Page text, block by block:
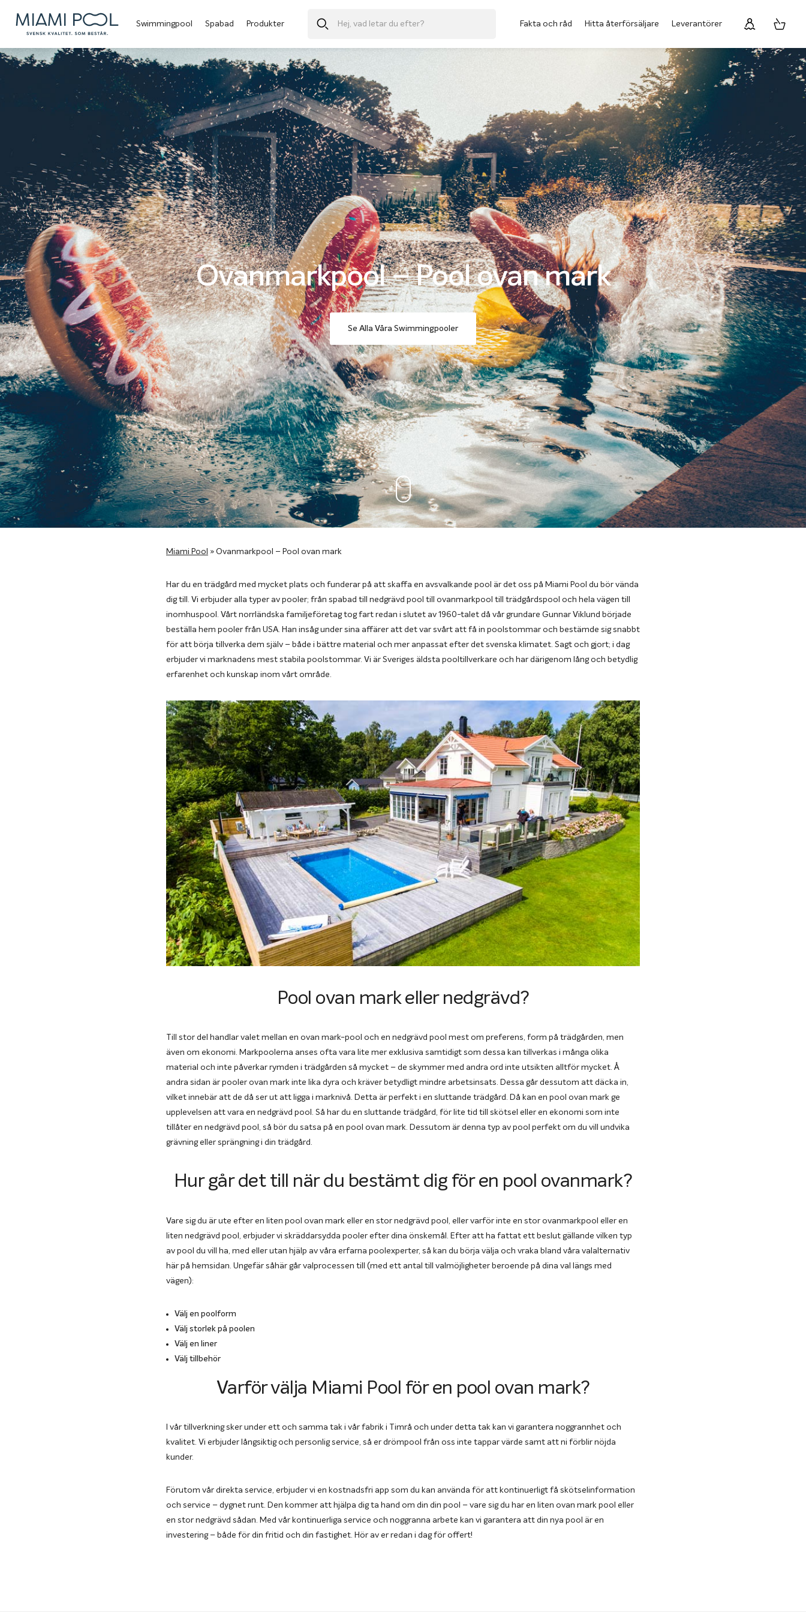
Swimmingpool Spabad Produkter Fakta och råd Hitta återförsäljare Leverantörer
Ovanmarkpool – Pool ovan mark
Se Alla Våra Swimmingpooler
Miami Pool » Ovanmarkpool – Pool ovan mark
Har du en trädgård med mycket plats och funderar på att skaffa en avsvalkande pool är det oss på Miami Pool du bör vända
dig till. Vi erbjuder alla typer av pooler; från spabad till nedgrävd pool till ovanmarkpool till trädgårdspool och hela vägen till
inomhuspool. Vårt norrländska familjeföretag tog fart redan i slutet av 1960-talet då vår grundare Gunnar Viklund började
beställa hem pooler från USA. Han insåg under sina affärer att det var svårt att få in poolstommar och bestämde sig snabbt
för att börja tillverka dem själv – både i bättre material och mer anpassat efter det svenska klimatet. Sagt och gjort; i dag
erbjuder vi marknadens mest stabila poolstommar. Vi är Sveriges äldsta pooltillverkare och har därigenom lång och betydlig
erfarenhet och kunskap inom vårt område.
Pool ovan mark eller nedgrävd?
Till stor del handlar valet mellan en ovan mark-pool och en nedgrävd pool mest om preferens, form på trädgården, men
även om ekonomi. Markpoolerna anses ofta vara lite mer exklusiva samtidigt som dessa kan tillverkas i många olika
material och inte påverkar rymden i trädgården så mycket – de skymmer med andra ord inte utsikten alltför mycket. Å
andra sidan är pooler ovan mark inte lika dyra och kräver betydligt mindre arbetsinsats. Dessa går dessutom att däcka in,
vilket innebär att de då ser ut att ligga i marknivå. Detta är perfekt i en sluttande trädgård. Då kan en pool ovan mark ge
upplevelsen att vara en nedgrävd pool. Så har du en sluttande trädgård, för lite tid till skötsel eller en ekonomi som inte
tillåter en nedgrävd pool, så bör du satsa på en pool ovan mark. Dessutom är denna typ av pool perfekt om du vill undvika
grävning eller sprängning i din trädgård.
Hur går det till när du bestämt dig för en pool ovanmark?
Vare sig du är ute efter en liten pool ovan mark eller en stor nedgrävd pool, eller varför inte en stor ovanmarkpool eller en
liten nedgrävd pool, erbjuder vi skräddarsydda pooler efter dina önskemål. Efter att ha fattat ett beslut gällande vilken typ
av pool du vill ha, med eller utan hjälp av våra erfarna poolexperter, så kan du börja välja och vraka bland våra valalternativ
här på hemsidan. Ungefär såhär går valprocessen till (med ett antal till valmöjligheter beroende på dina val längs med
vägen):
Välj en poolform
Välj storlek på poolen
Välj en liner
Välj tillbehör
Varför välja Miami Pool för en pool ovan mark?
l vår tillverkning sker under ett och samma tak i vår fabrik i Timrå och under detta tak kan vi garantera noggrannhet och
kvalitet. Vi erbjuder långsiktig och personlig service, så er drömpool från oss inte tappar värde samt att ni förblir nöjda
kunder.
Förutom vår direkta service, erbjuder vi en kostnadsfri app som du kan använda för att kontinuerligt få skötselinformation
och service – dygnet runt. Den kommer att hjälpa dig ta hand om din din pool – vare sig du har en liten ovan mark pool eller
en stor nedgrävd sådan. Med vår kontinuerliga service och noggranna arbete kan vi garantera att din nya pool är en
investering – både för din fritid och din fastighet. Hör av er redan i dag för offert!